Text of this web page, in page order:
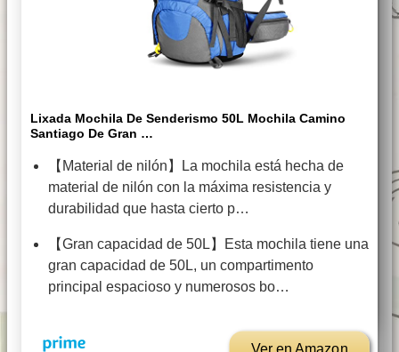
Lixada Mochila De Senderismo 50L Mochila Camino
Santiago De Gran …
【Material de nilón】La mochila está hecha de
material de nilón con la máxima resistencia y
durabilidad que hasta cierto p…
【Gran capacidad de 50L】Esta mochila tiene una
gran capacidad de 50L, un compartimento
principal espacioso y numerosos bo…
Ver en Amazon